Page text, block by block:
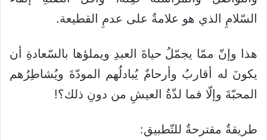
السّلامِ الذي هو علامةٌ على عدمِ القطيعة.
هذا وإنّ ممّا يجمّلُ حياةَ العبدِ ويملؤها بالسّعادةِ أن
يكونَ له أقاربُ وأرحامٌ يُبادلُهم المودّةَ ويُشاطِرُهم
المحبّةَ وإلّا فما لذّةُ العيشِ من دونِ ذلك؟!
طريقةٌ مقترحةٌ للتّطبيق: